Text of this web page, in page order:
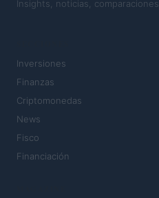
Insights, noticias,
Inversiones
Finanzas
Criptomonedas
News
Fisco
Financiación